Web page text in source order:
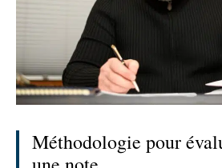
Méthodologie pour